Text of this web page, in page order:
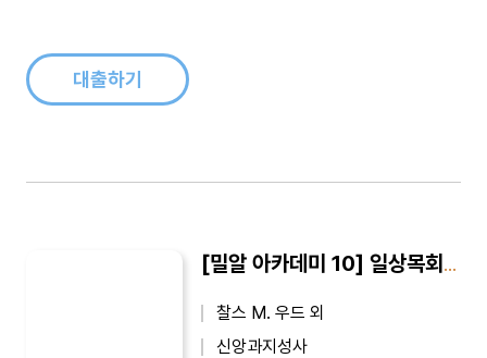
대출하기
[밀알 아카데미 10] 일상목회와 신학적 성찰
찰스 M. 우드 외
신앙과지성사